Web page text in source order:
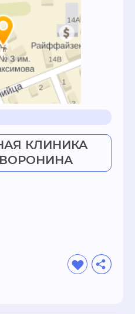
КЛИНИКА